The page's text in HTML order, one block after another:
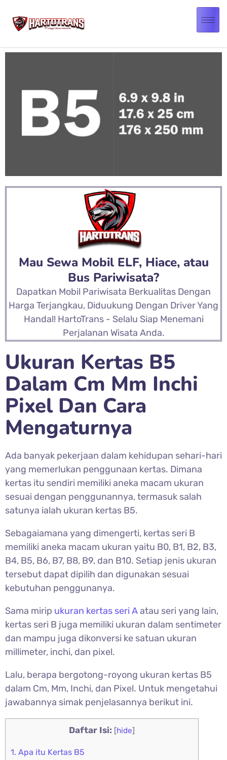
Mau Sewa Mobil ELF, Hiace, atau
Bus Pariwisata?
Dapatkan Mobil Pariwisata Berkualitas Dengan
Harga Terjangkau, Diduukung Dengan Driver Yang
Handal! HartoTrans - Selalu Siap Menemani
Perjalanan Wisata Anda.
Ukuran Kertas B5
Dalam Cm Mm Inchi
Pixel Dan Cara
Mengaturnya
Ada banyak pekerjaan dalam kehidupan sehari-hari
yang memerlukan penggunaan kertas. Dimana
kertas itu sendiri memiliki aneka macam ukuran
sesuai dengan penggunannya, termasuk salah
satunya ialah ukuran kertas B5.
Sebagaiamana yang dimengerti, kertas seri B
memiliki aneka macam ukuran yaitu B0, B1, B2, B3,
B4, B5, B6, B7, B8, B9, dan B10. Setiap jenis ukuran
tersebut dapat dipilih dan digunakan sesuai
kebutuhan penggunanya.
Sama mirip ukuran kertas seri Aatau seri yang lain,
kertas seri B juga memiliki ukuran dalam sentimeter
dan mampu juga dikonversi ke satuan ukuran
millimeter, inchi, dan pixel.
Lalu, berapa bergotong-royong ukuran kertas B5
dalam Cm, Mm, Inchi, dan Pixel. Untuk mengetahui
jawabannya simak penjelasannya berikut ini.
Daftar Isi: [hide]
1. Apa itu Kertas B5